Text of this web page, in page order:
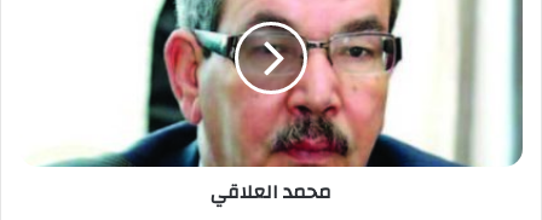
محمد العلاقي